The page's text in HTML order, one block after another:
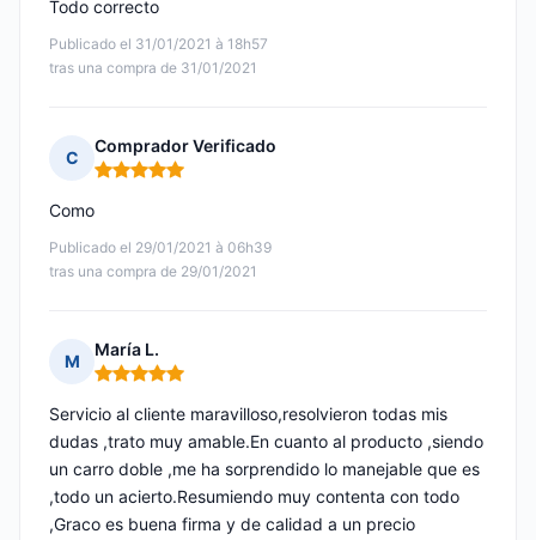
Publicado el 31/01/2021 à 18h57
tras una compra de 31/01/2021
Todo correcto
C
Comprador Verificado
Nota: 5 de 5
Publicado el 29/01/2021 à 06h39
tras una compra de 29/01/2021
Como
M
María L.
Nota: 5 de 5
Servicio al cliente maravilloso,resolvieron todas mis
dudas ,trato muy amable.En cuanto al producto ,siendo
un carro doble ,me ha sorprendido lo manejable que es
,todo un acierto.Resumiendo muy contenta con todo
,Graco es buena firma y de calidad a un precio